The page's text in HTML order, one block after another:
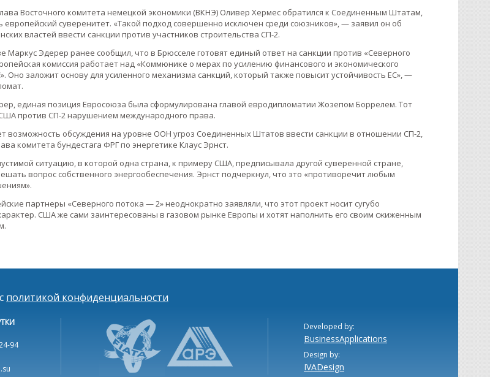
Восточного комитета немецкой экономики (ВКНЭ) Оливер Хермес обратился к Соединенным Штатам,
европейский суверенитет. «Такой подход совершенно исключен среди союзников», — заявил он об
властей ввести санкции против участников строительства СП-2.
Маркус Эдерер ранее сообщил, что в Брюсселе готовят единый ответ на санкции против «Северного
комиссия работает над «Коммюнике о мерах по усилению финансового и экономического
Оно заложит основу для усиленного механизма санкций, который также повысит устойчивость ЕС», —
единая позиция Евросоюза была сформулирована главой евродипломатии Жозепом Боррелем. Тот
против СП-2 нарушением международного права.
возможность обсуждения на уровне ООН угроз Соединенных Штатов ввести санкции в отношении СП-2,
комитета бундестага ФРГ по энергетике Клаус Эрнст.
ситуацию, в которой одна страна, к примеру США, предписывала другой суверенной стране,
вопрос собственного энергообеспечения. Эрнст подчеркнул, что это «противоречит любым
партнеры «Северного потока — 2» неоднократно заявляли, что этот проект носит сугубо
США же сами заинтересованы в газовом рынке Европы и хотят наполнить его своим сжиженным
политикой конфиденциальности
94
Developed by:
BusinessApplications
Design by:
IVADesign